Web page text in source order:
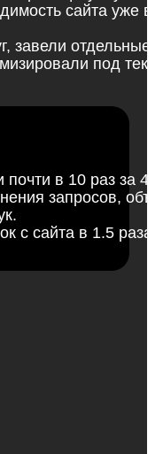
сайта уже в
завели отдельные
под
в 10 раз за 4
запросов,
с сайта в 1.5 раза.